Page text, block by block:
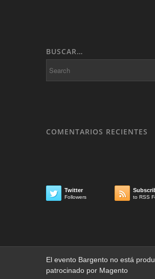
BUSCAR…
COMENTARIOS RECIENTES
 Twitter
Followers  to RSS
El evento Bargento no está
patrocinado por Magento